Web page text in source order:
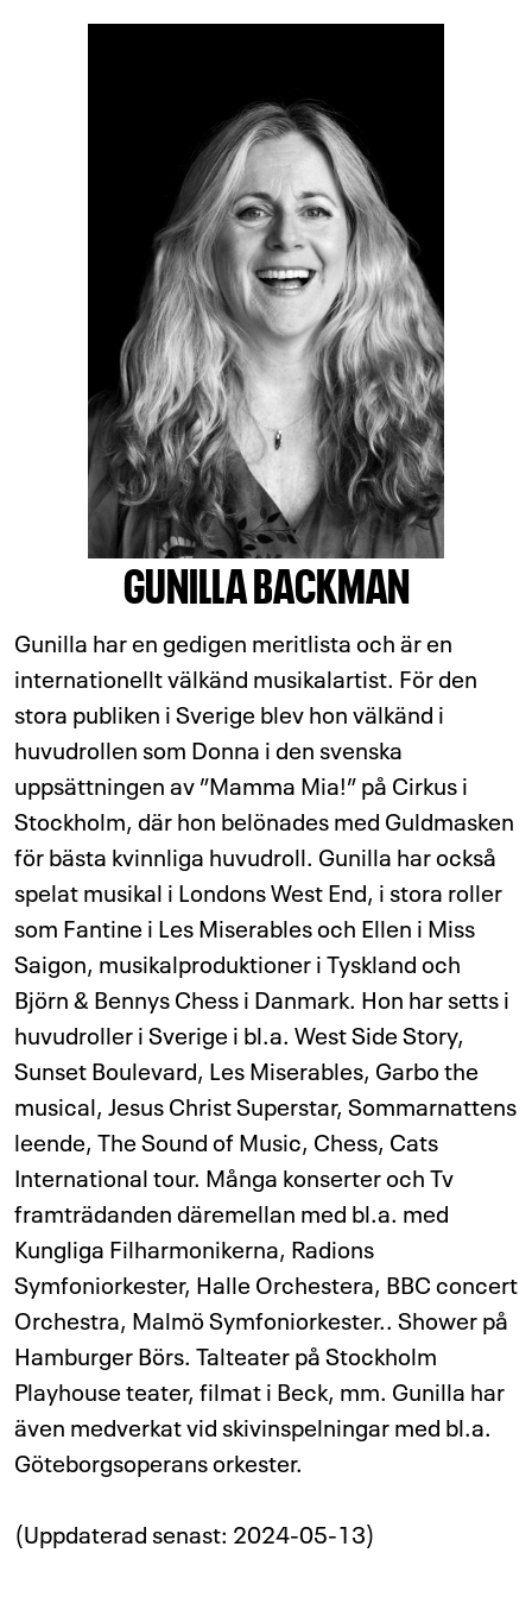
GUNILLA BACKMAN
Gunilla har en gedigen meritlista och är en
internationellt välkänd musikalartist. För den
stora publiken i Sverige blev hon välkänd i
huvudrollen som Donna i den svenska
uppsättningen av ”Mamma Mia!” på Cirkus i
Stockholm, där hon belönades med Guldmasken
för bästa kvinnliga huvudroll. Gunilla har också
spelat musikal i Londons West End, i stora roller
som Fantine i Les Miserables och Ellen i Miss
Saigon, musikalproduktioner i Tyskland och
Björn & Bennys Chess i Danmark. Hon har setts i
huvudroller i Sverige i bl.a. West Side Story,
Sunset Boulevard, Les Miserables, Garbo the
musical, Jesus Christ Superstar, Sommarnattens
leende, The Sound of Music, Chess, Cats
International tour. Många konserter och Tv
framträdanden däremellan med bl.a. med
Kungliga Filharmonikerna, Radions
Symfoniorkester, Halle Orchestera, BBC concert
Orchestra, Malmö Symfoniorkester.. Shower på
Hamburger Börs. Talteater på Stockholm
Playhouse teater, filmat i Beck, mm. Gunilla har
även medverkat vid skivinspelningar med bl.a.
Göteborgsoperans orkester.
(Uppdaterad senast: 2024-05-13)